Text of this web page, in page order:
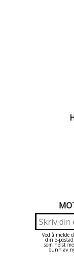
Ved å melde
din e-
som helst
bunn av